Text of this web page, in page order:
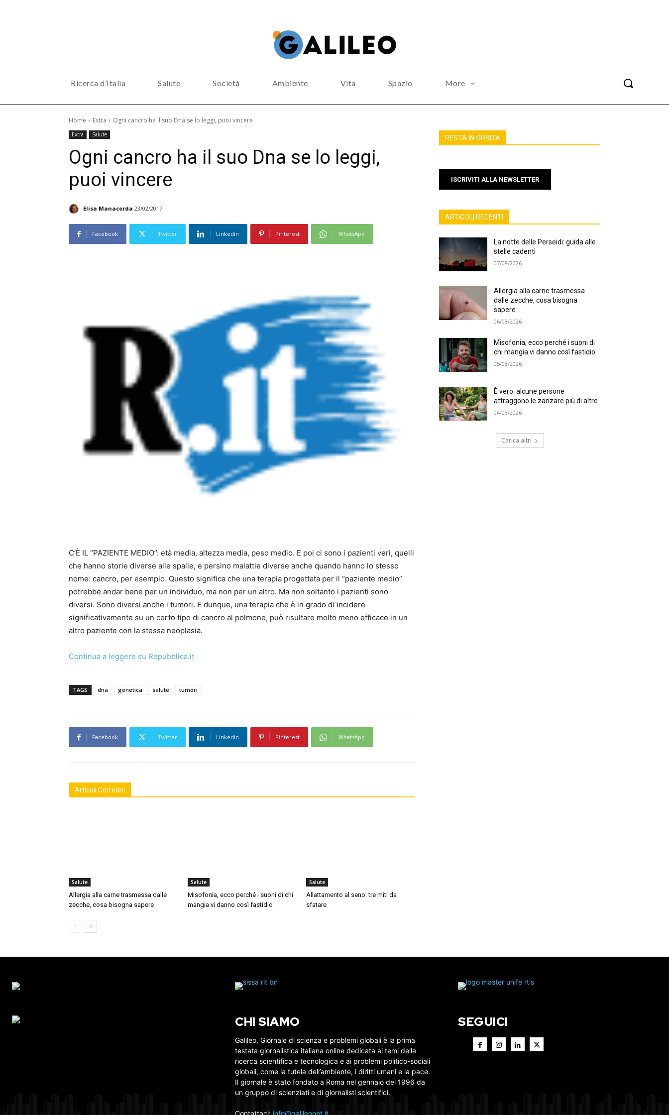
Ricerca d’Italia Salute Società Ambiente Vita Spazio More
Home Extra Ogni cancro ha il suo Dna se lo leggi, puoi vincere
Extra Salute
Ogni cancro ha il suo Dna se lo leggi,
puoi vincere
Elisa Manacorda 23/02/2017
Facebook Twitter Linkedin Pinterest WhatsApp
C’È IL “PAZIENTE MEDIO”: età media, altezza media, peso medio. E poi ci sono i pazienti veri, quelli
che hanno storie diverse alle spalle, e persino malattie diverse anche quando hanno lo stesso
nome: cancro, per esempio. Questo significa che una terapia progettata per il “paziente medio”
potrebbe andar bene per un individuo, ma non per un altro. Ma non soltanto i pazienti sono
diversi. Sono diversi anche i tumori. E dunque, una terapia che è in grado di incidere
significativamente su un certo tipo di cancro al polmone, può risultare molto meno efficace in un
altro paziente con la stessa neoplasia.
Continua a leggere su Repubblica.it
TAGS dna genetica salute tumori
Facebook Twitter Linkedin Pinterest WhatsApp
Articoli Correlati
Salute
Allergia alla carne trasmessa dalle
zecche, cosa bisogna sapere
Salute
Misofonia, ecco perché i suoni di chi
mangia vi danno così fastidio
Salute
Allattamento al seno: tre miti da
sfatare
RESTA IN ORBITA
ISCRIVITI ALLA NEWSLETTER
ARTICOLI RECENTI
La notte delle Perseidi: guida alle
stelle cadenti
07/08/2026
Allergia alla carne trasmessa
dalle zecche, cosa bisogna
sapere
06/08/2026
Misofonia, ecco perché i suoni di
chi mangia vi danno così fastidio
05/08/2026
È vero: alcune persone
attraggono le zanzare più di altre
04/08/2026
Carica altri
CHI SIAMO
Galileo, Giornale di scienza e problemi globali è la prima
testata giornalistica italiana online dedicata ai temi della
ricerca scientifica e tecnologica e ai problemi politico-sociali
globali, come la tutela dell’ambiente, i diritti umani e la pace.
Il giornale è stato fondato a Roma nel gennaio del 1996 da
un gruppo di scienziati e di giornalisti scientifici.
SEGUICI